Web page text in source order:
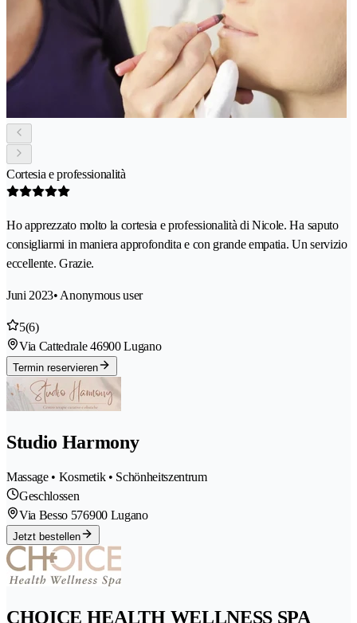
Cortesia e professionalità
Ho apprezzato molto la cortesia e professionalità di Nicole. Ha saputo
consigliarmi in maniera approfondita e con grande empatia. Un servizio
eccellente. Grazie.
Juni 2023• Anonymous user
5(6)
Via Cattedrale 46900 Lugano
Termin reservieren
Studio Harmony
Massage • Kosmetik • Schönheitszentrum
Geschlossen
Via Besso 576900 Lugano
Jetzt bestellen
CHOICE HEALTH WELLNESS SPA